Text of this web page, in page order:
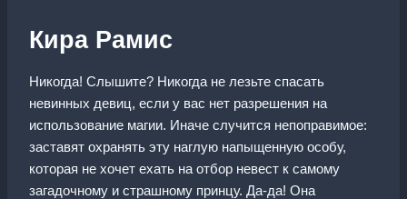
Кира Рамис
Никогда! Слышите? Никогда не лезьте спасать
невинных девиц, если у вас нет разрешения на
использование магии. Иначе случится непоправимое:
заставят охранять эту наглую напыщенную особу,
которая не хочет ехать на отбор невест к самому
загадочному и страшному принцу. Да-да! Она